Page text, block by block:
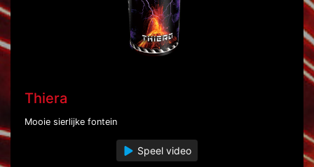
Thiera
Mooie sierlijke fontein
Speel video